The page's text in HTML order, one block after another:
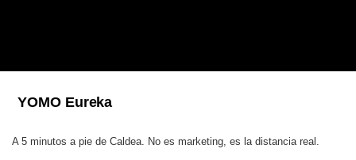
YOMO Eureka
A 5 minutos a pie de Caldea. No es marketing, es la distancia real.